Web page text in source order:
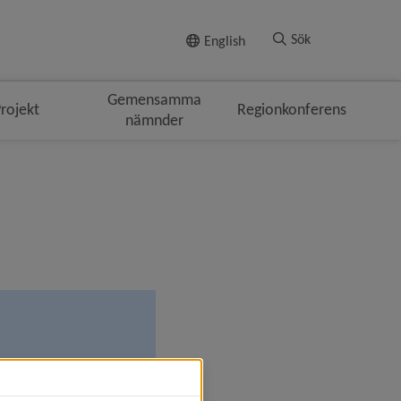
English Sök
Gemensamma
nämnder
Regionkonferens